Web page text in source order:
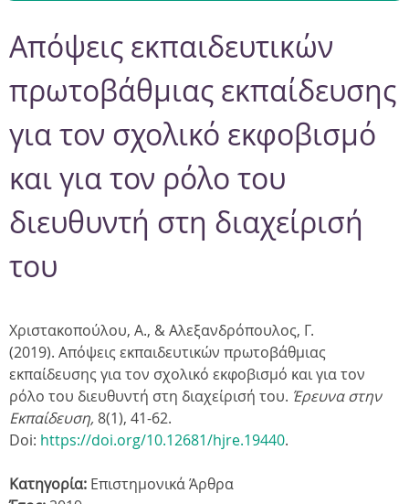
Απόψεις εκπαιδευτικών
πρωτοβάθμιας εκπαίδευσης
για τον σχολικό εκφοβισμό
και για τον ρόλο του
διευθυντή στη διαχείρισή
του
Χριστακοπούλου, Α., & Αλεξανδρόπουλος, Γ.
(2019). Απόψεις εκπαιδευτικών πρωτοβάθμιας
εκπαίδευσης για τον σχολικό εκφοβισμό και για τον
ρόλο του διευθυντή στη διαχείρισή του. Έρευνα στην
Εκπαίδευση, 8(1), 41-62.
Doi: https://doi.org/10.12681/hjre.19440.
Κατηγορία: Επιστημονικά Άρθρα